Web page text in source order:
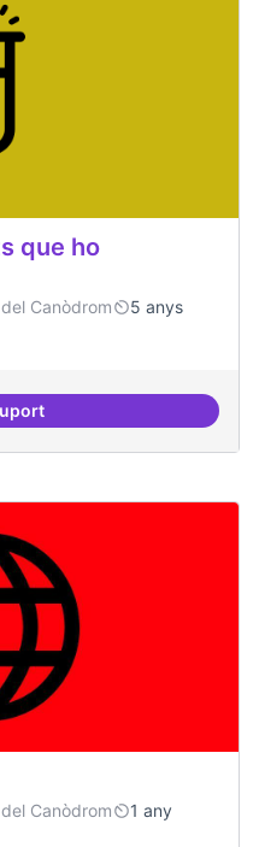
que ho
Canòdrom
5 anys
delirants que ho
Canòdrom
1 any